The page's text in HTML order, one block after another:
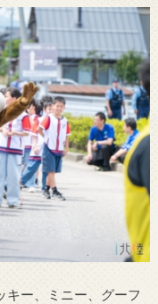
ー、ミニー、グーフ